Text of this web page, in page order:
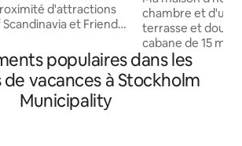
d'attractions
et Friends
salle de bain privée,
équipée
une personne. Le
et les ustensiles
à votre disposition.
chambre et d'un
terrasse et
cabane de 15 m
évier, un
de la vaisselle,
bouilloire pour
populaires dans les
vacances à Stockholm
Municipality